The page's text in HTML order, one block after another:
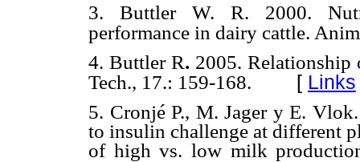
3. Buttler W. R. 2000.
performance in dairy cattle.
4. Buttler R. 2005.
Tech., 17.: 159-168. [ Links
5. Cronjé P., M. Jager y E.
to insulin challenge at different
of high vs. low milk